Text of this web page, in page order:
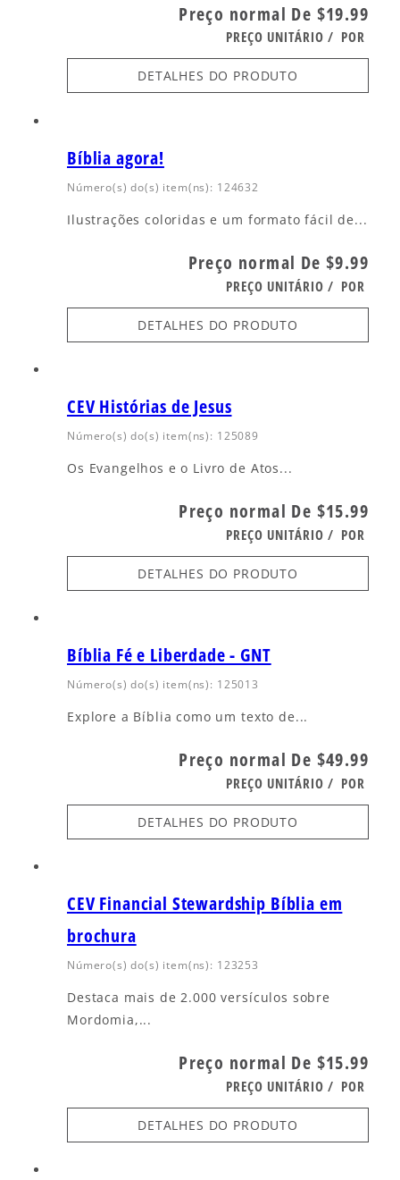
Preço normal De $19.99
PREÇO UNITÁRIO / POR
DETALHES DO PRODUTO
Bíblia agora!
Número(s) do(s) item(ns): 124632
Ilustrações coloridas e um formato fácil de...
Preço normal De $9.99
PREÇO UNITÁRIO / POR
DETALHES DO PRODUTO
CEV Histórias de Jesus
Número(s) do(s) item(ns): 125089
Os Evangelhos e o Livro de Atos...
Preço normal De $15.99
PREÇO UNITÁRIO / POR
DETALHES DO PRODUTO
Bíblia Fé e Liberdade - GNT
Número(s) do(s) item(ns): 125013
Explore a Bíblia como um texto de...
Preço normal De $49.99
PREÇO UNITÁRIO / POR
DETALHES DO PRODUTO
CEV Financial Stewardship Bíblia em
brochura
Número(s) do(s) item(ns): 123253
Destaca mais de 2.000 versículos sobre
Mordomia,...
Preço normal De $15.99
PREÇO UNITÁRIO / POR
DETALHES DO PRODUTO